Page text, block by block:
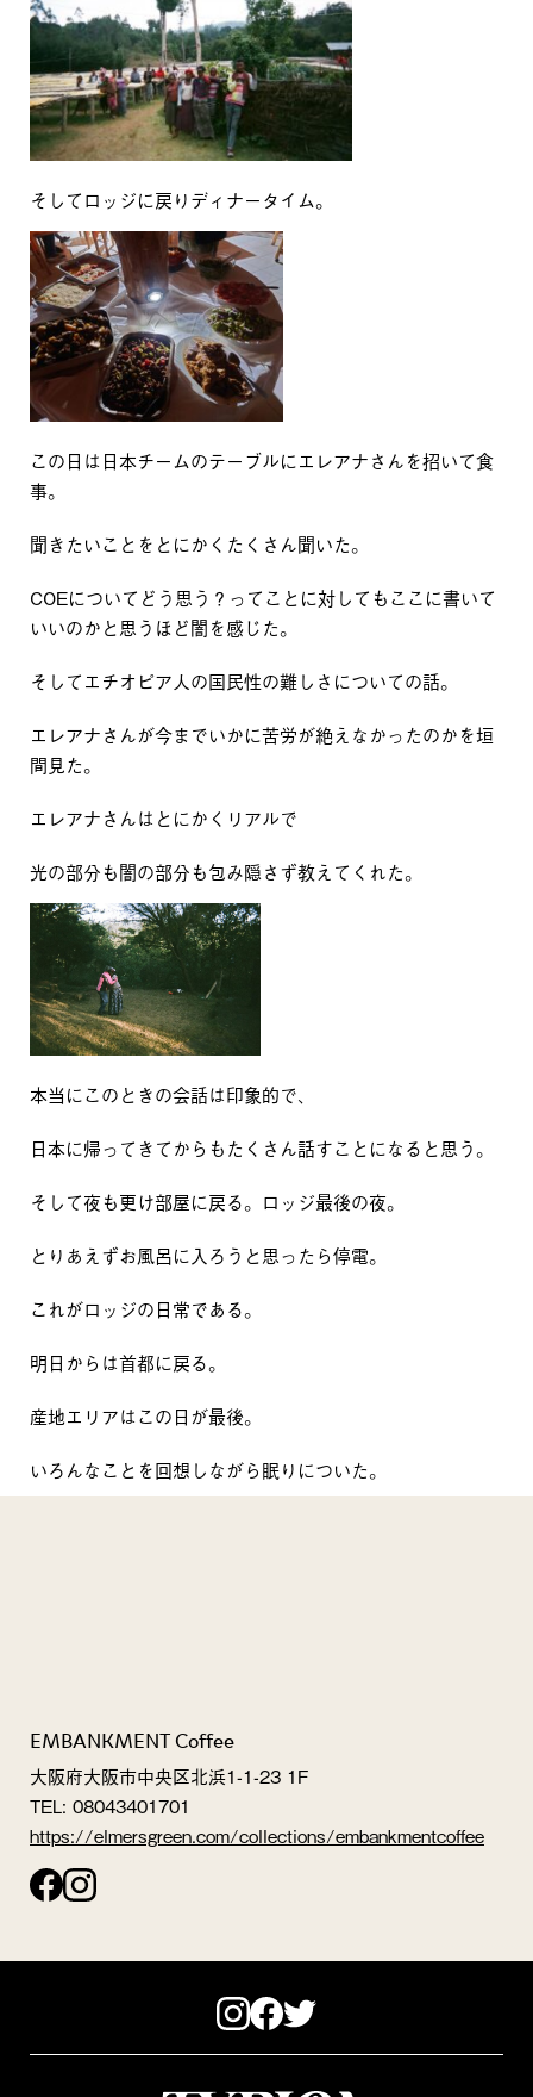
そしてロッジに戻りディナータイム。
この日は日本チームのテーブルにエレアナさんを招いて食
事。
聞きたいことをとにかくたくさん聞いた。
COEについてどう思う？ってことに対してもここに書いて
いいのかと思うほど闇を感じた。
そしてエチオピア人の国民性の難しさについての話。
エレアナさんが今までいかに苦労が絶えなかったのかを垣
間見た。
エレアナさんはとにかくリアルで
光の部分も闇の部分も包み隠さず教えてくれた。
本当にこのときの会話は印象的で、
日本に帰ってきてからもたくさん話すことになると思う。
そして夜も更け部屋に戻る。ロッジ最後の夜。
とりあえずお風呂に入ろうと思ったら停電。
これがロッジの日常である。
明日からは首都に戻る。
産地エリアはこの日が最後。
いろんなことを回想しながら眠りについた。
EMBANKMENT Coffee
大阪府大阪市中央区北浜1-1-23 1F
TEL: 08043401701
https://elmersgreen.com/collections/embankmentcoffee